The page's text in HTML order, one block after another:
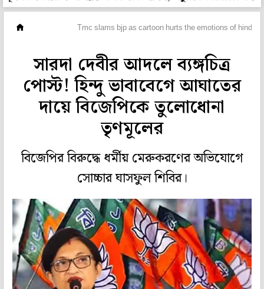
Tmc slams bjp as cartoon hurts the emotions of hindus
সারদা দেবীর আদলে ব্যঙ্গচিত্র
পোস্ট! হিন্দু ভাবাবেগে আঘাতের
দায়ে বিজেপিকে তুলোধোনা
তৃণমূলের
বিজেপির বিরুদ্ধে ধর্মীয় মেরুকরণের অভিযোগে
সোচ্চার ঘাসফুল শিবির।